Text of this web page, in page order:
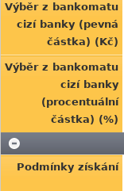
Výběr z bankomatu
cizí banky (pevná
částka) (Kč)
Výběr z bankomatu
cizí banky
(procentuální
částka) (%)
Podmínky získání